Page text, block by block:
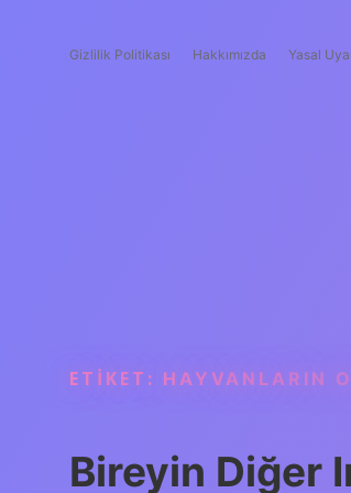
Gizlilik Politikası Hakkımızda Yasal
ETIKET: HAYVANLARIN
Bireyin Diğer